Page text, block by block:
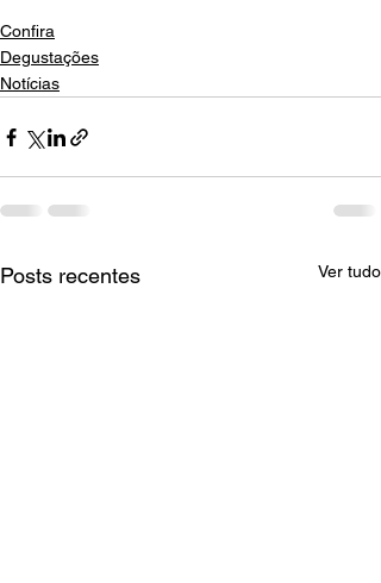
Confira
Degustações
Notícias
Posts recentes Ver tudo